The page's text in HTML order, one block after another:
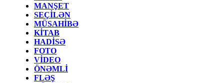
MANŞET
SEÇİLƏN
MÜSAHİBƏ
KİTAB
HADİSƏ
FOTO
VİDEO
ÖNƏMLİ
FLƏŞ